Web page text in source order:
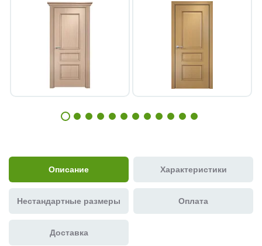
Описание Характеристики
Нестандартные размеры Оплата
Доставка